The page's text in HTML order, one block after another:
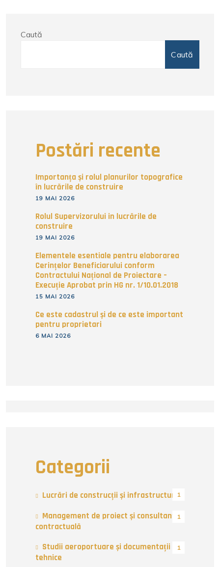
Caută
Caută
Postări recente
Importanța și rolul planurilor topografice
în lucrările de construire
19 MAI 2026
Rolul Supervizorului in lucrările de
construire
19 MAI 2026
Elementele esentiale pentru elaborarea
Cerințelor Beneficiarului conform
Contractului Național de Proiectare –
Execuție Aprobat prin HG nr. 1/10.01.2018
15 MAI 2026
Ce este cadastrul și de ce este important
pentru proprietari
6 MAI 2026
Categorii
Lucrări de construcții și infrastructură1
Management de proiect și consultanță
contractuală
1
Studii aeroportuare și documentații
tehnice
1